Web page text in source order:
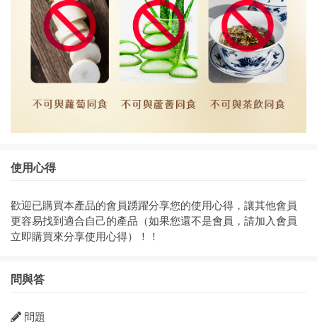
使用心得
歡迎已購買本產品的會員踴躍分享您的使用心得，讓其他會員
更容易找到適合自己的產品（如果您還不是會員，請加入會員
立即購買來分享使用心得）！！
問與答
問題